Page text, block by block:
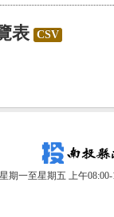
表 CSV
期一至星期五 上午